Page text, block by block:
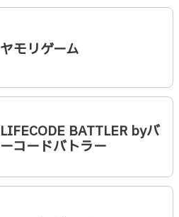
ヤモリゲーム
LIFECODE BATTLER byバ
ーコードバトラー